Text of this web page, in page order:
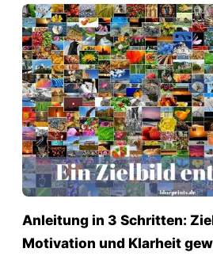
Anleitung in 3 Schritten:
Motivation und Klarheit